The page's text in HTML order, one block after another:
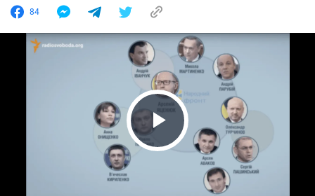
84
Play Video